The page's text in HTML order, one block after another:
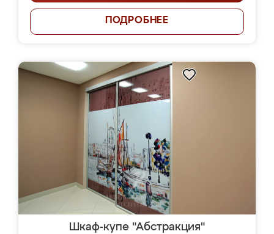
ПОДРОБНЕЕ
Шкаф-купе "Абстракция"